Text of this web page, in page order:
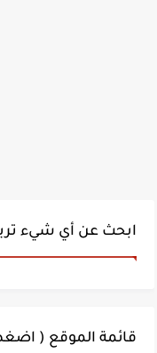
ابحث عن أي شيء
قائمة الموقع (